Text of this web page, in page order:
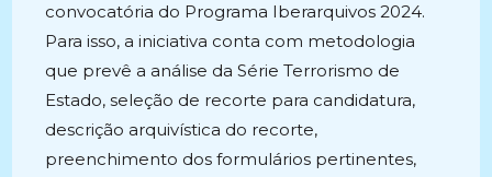
convocatória do Programa Iberarquivos 2024.
Para isso, a iniciativa conta com metodologia
que prevê a análise da Série Terrorismo de
Estado, seleção de recorte para candidatura,
descrição arquivística do recorte,
preenchimento dos formulários pertinentes,